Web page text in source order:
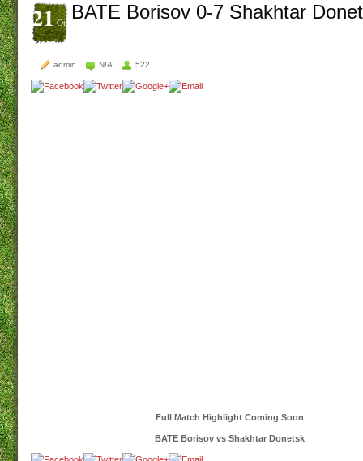
21Ott BATE Borisov 0-7 Shakhtar
admin N/A 522
Full Match Highlight Coming Soon
BATE Borisov vs Shakhtar Donetsk